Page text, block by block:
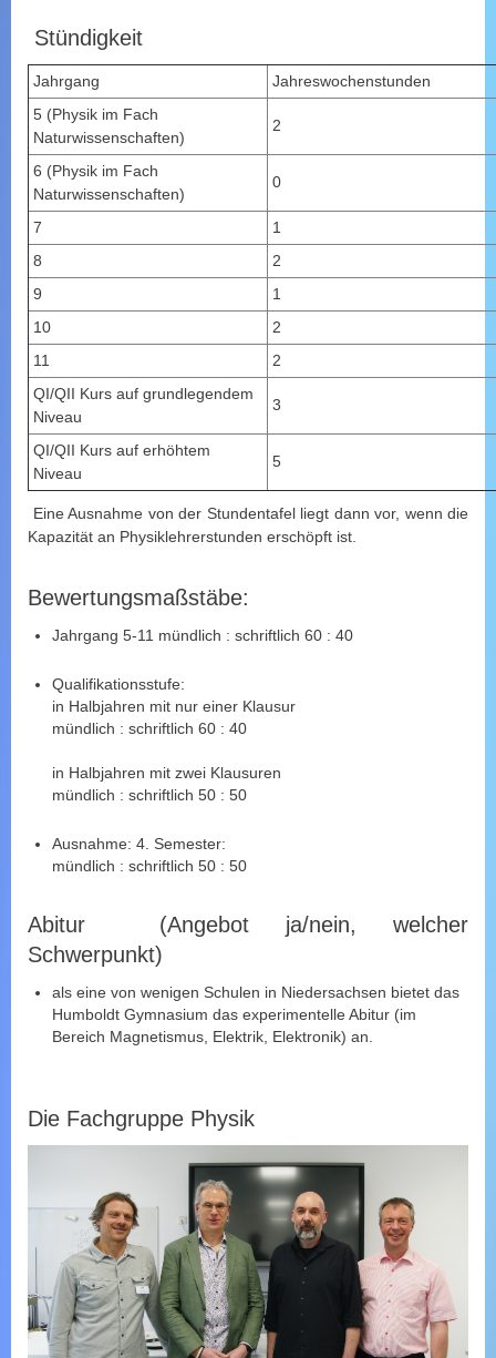
Stündigkeit
Jahrgang
Jahreswochenstunden
5 (Physik im Fach
Naturwissenschaften)
2
6 (Physik im Fach
Naturwissenschaften)
0
7
1
8
2
9
1
10
2
11
2
QI/QII Kurs auf grundlegendem
Niveau
3
QI/QII Kurs auf erhöhtem
Niveau
5
Eine Ausnahme von der Stundentafel liegt dann vor, wenn die
Kapazität an Physiklehrerstunden erschöpft ist.
Bewertungsmaßstäbe:
Jahrgang 5-11 mündlich : schriftlich 60 : 40
Qualifikationsstufe:
in Halbjahren mit nur einer Klausur
mündlich : schriftlich 60 : 40
in Halbjahren mit zwei Klausuren
mündlich : schriftlich 50 : 50
Ausnahme: 4. Semester:
mündlich : schriftlich 50 : 50
Abitur (Angebot ja/nein, welcher
Schwerpunkt)
als eine von wenigen Schulen in Niedersachsen bietet das
Humboldt Gymnasium das experimentelle Abitur (im
Bereich Magnetismus, Elektrik, Elektronik) an.
Die Fachgruppe Physik